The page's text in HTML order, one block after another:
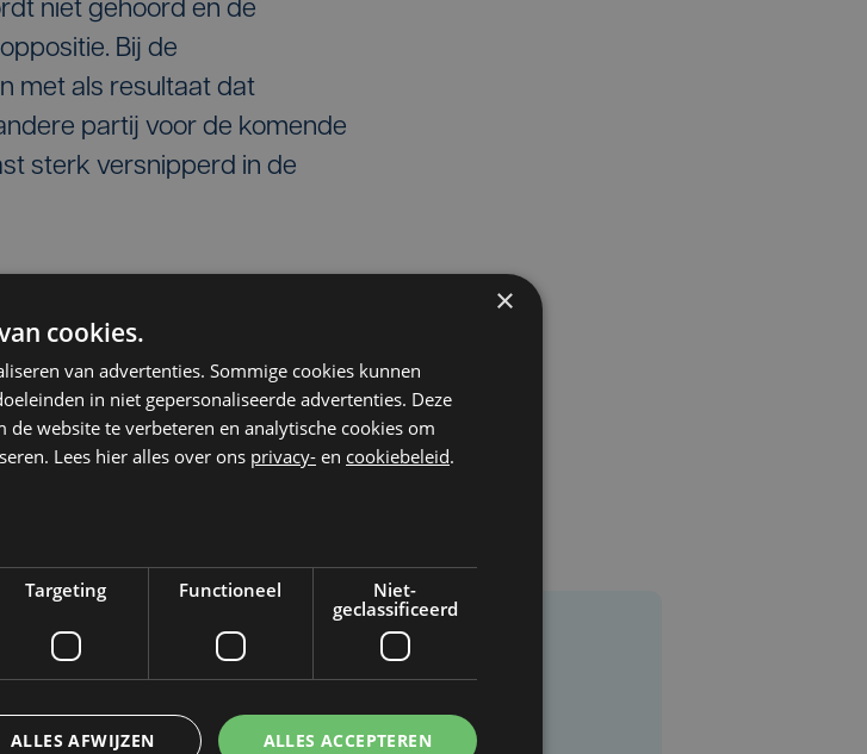
niet gehoord en de
Bij de
met als resultaat dat
partij voor de komende
sterk versnipperd in de
opgemerkt?
opgemerkt in dit artikel?
×
cookies.
van advertenties. Sommige cookies kunnen
in niet gepersonaliseerde advertenties. Deze
website te verbeteren en analytische cookies om
Lees hier alles over ons privacy- en cookiebeleid.
Targeting Functioneel
Niet-
geclassificeerd
ALLES ACCEPTEREN
ALLES AFWIJZEN